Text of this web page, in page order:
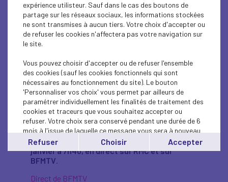
Geoffroy Roux de
Bézieux en direct
sur RMC et sur
BFMTV
Geoffroy Roux de Bézieux, président du Medef,
est l'invité de Jean-Jacques Bourdin,
mardi 29
janvier à 7h40, en direct sur RMC et sur
BFMTV.
Direct de BFMTV
expérience utilisteur. Sauf dans le cas des boutons de
partage sur les réseaux sociaux, les informations stockées
ne sont transmises à aucun tiers. Votre choix d'accepter ou
de refuser les cookies n'affectera pas votre navigation sur
le site.
Vous pouvez choisir d'accepter ou de refuser l'ensemble
des cookies (sauf les cookies fonctionnels qui sont
nécessaires au fonctionnement du site). Le bouton
'Personnaliser vos choix' vous permet par ailleurs de
paramétrer individuellement les finalités de traitement des
cookies et traceurs que vous souhaitez accepter ou
refuser. Votre choix sera conservé pendant une durée de 6
mois à l'issue de laquelle ce message vous sera à nouveau
affiché..
Vous pouvez modifier votre choix à tout moment en
cliquant sur le lien
Refuser Choisir Accepter